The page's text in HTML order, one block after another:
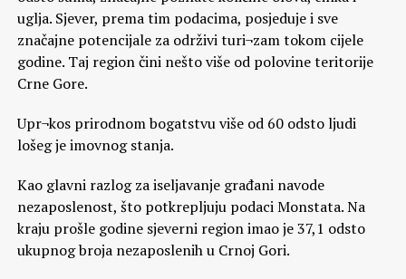
uglja. Sjever, prema tim podacima, posjeduje i sve
značajne potencijale za održivi turi¬zam tokom cijele
godine. Taj region čini nešto više od polovine teritorije
Crne Gore.
Upr¬kos prirodnom bogatstvu više od 60 odsto ljudi
lošeg je imovnog stanja.
Kao glavni razlog za iseljavanje građani navode
nezaposlenost, što potkrepljuju podaci Monstata. Na
kraju prošle godine sjeverni region imao je 37,1 odsto
ukupnog broja nezaposlenih u Crnoj Gori.